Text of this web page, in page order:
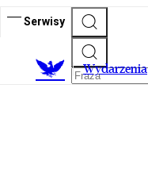
Serwisy
Wydarzenia